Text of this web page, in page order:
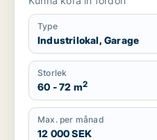
Type
Industrilokal, Garage
Storlek
60 - 72 m2
Max. per månad
12 000 SEK